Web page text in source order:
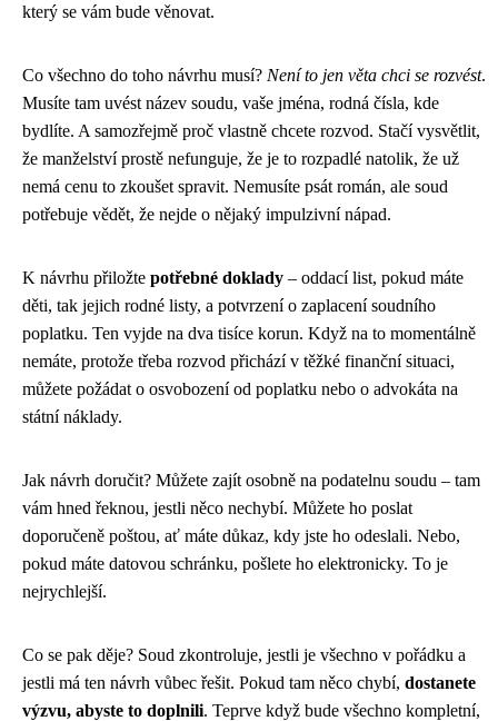
který se vám bude věnovat.
Co všechno do toho návrhu musí? Není to jen věta chci se rozvést.
Musíte tam uvést název soudu, vaše jména, rodná čísla, kde
bydlíte. A samozřejmě proč vlastně chcete rozvod. Stačí vysvětlit,
že manželství prostě nefunguje, že je to rozpadlé natolik, že už
nemá cenu to zkoušet spravit. Nemusíte psát román, ale soud
potřebuje vědět, že nejde o nějaký impulzivní nápad.
K návrhu přiložte potřebné doklady – oddací list, pokud máte
děti, tak jejich rodné listy, a potvrzení o zaplacení soudního
poplatku. Ten vyjde na dva tisíce korun. Když na to momentálně
nemáte, protože třeba rozvod přichází v těžké finanční situaci,
můžete požádat o osvobození od poplatku nebo o advokáta na
státní náklady.
Jak návrh doručit? Můžete zajít osobně na podatelnu soudu – tam
vám hned řeknou, jestli něco nechybí. Můžete ho poslat
doporučeně poštou, ať máte důkaz, kdy jste ho odeslali. Nebo,
pokud máte datovou schránku, pošlete ho elektronicky. To je
nejrychlejší.
Co se pak děje? Soud zkontroluje, jestli je všechno v pořádku a
jestli má ten návrh vůbec řešit. Pokud tam něco chybí, dostanete
výzvu, abyste to doplnili. Teprve když bude všechno kompletní,